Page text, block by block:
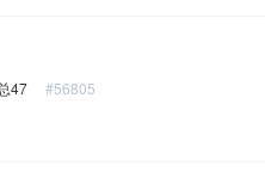
47 #56805